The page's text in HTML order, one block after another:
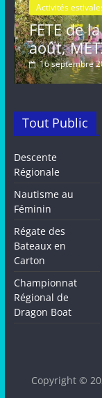
Activités
FETE de
août,
16 septembre
Tout Public
Descente
Régionale
Nautisme au
Féminin
Régate des
Bateaux en
Carton
Championnat
Régional de
Dragon Boat
Copyright ©